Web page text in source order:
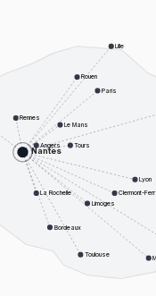
Nantes
Paris
Lyon
Toulouse
Bordeaux
Lille
Rennes
Angers
Le Mans
Tours
Limoges
Clermont-
Rouen
La Rochelle